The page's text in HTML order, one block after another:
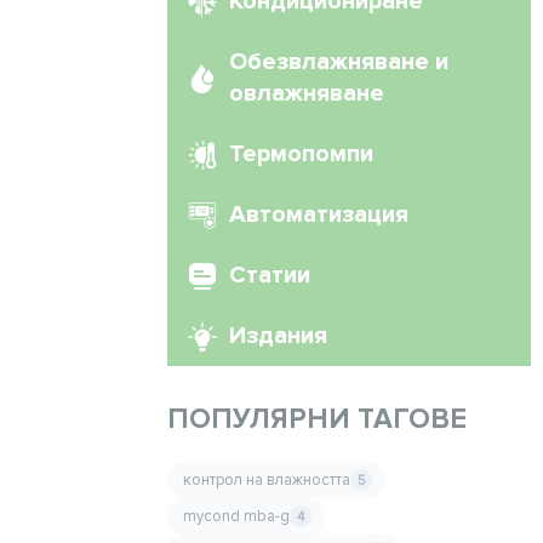
Обезвлажняване и
овлажняване
Термопомпи
Автоматизация
Статии
Издания
ПОПУЛЯРНИ ТАГОВЕ
контрол на влажността 5
mycond mba-g 4